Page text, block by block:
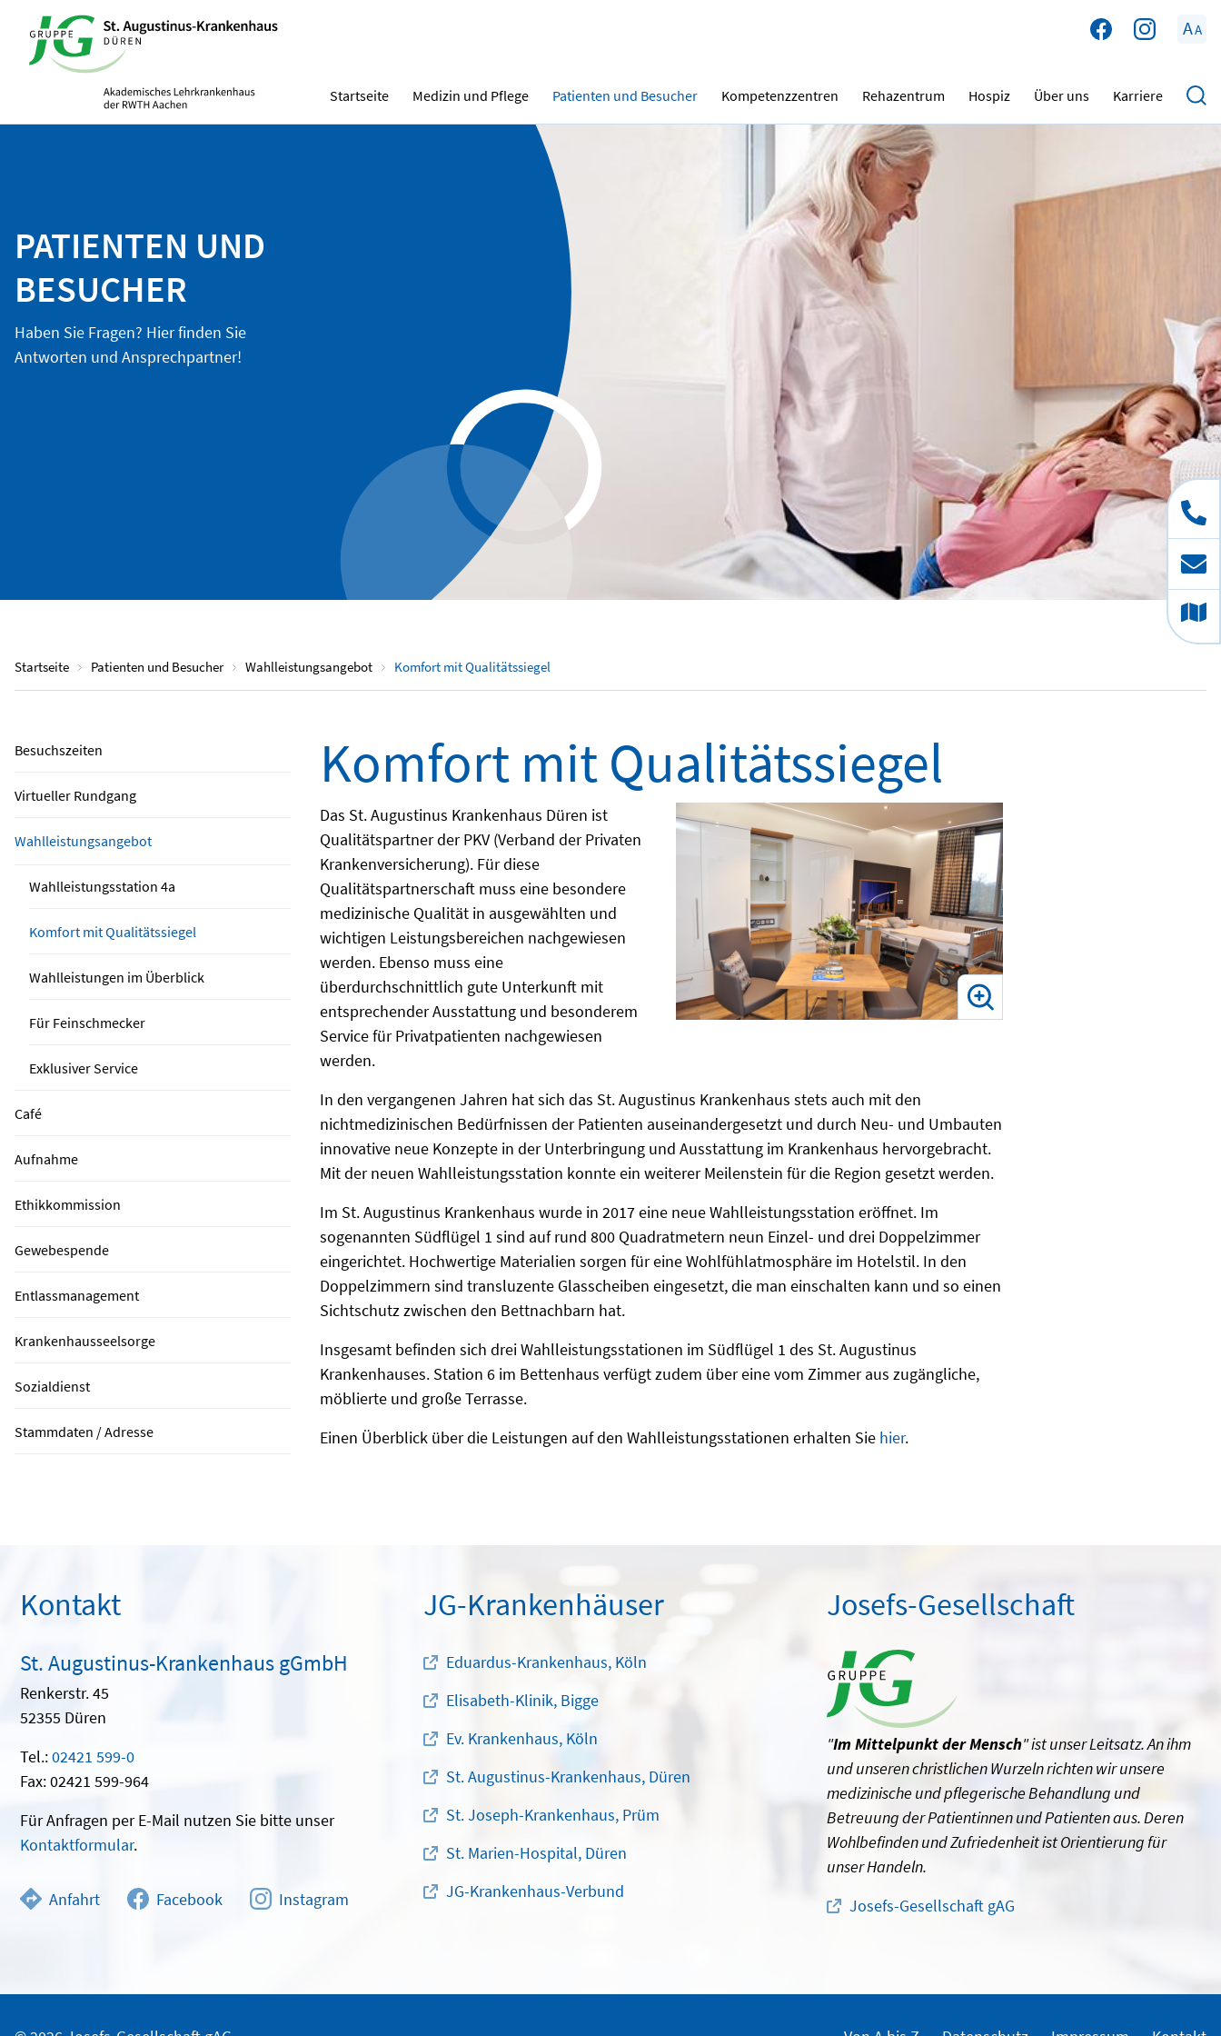
AA
Startseite Medizin und Pflege Patienten und Besucher Kompetenzzentren Rehazentrum Hospiz Über uns Karriere
PATIENTEN UND
BESUCHER
Haben Sie Fragen? Hier finden Sie
Antworten und Ansprechpartner!
Startseite Patienten und Besucher Wahlleistungsangebot Komfort mit Qualitätssiegel
Besuchszeiten
Virtueller Rundgang
Wahlleistungsangebot
Wahlleistungsstation 4a
Komfort mit Qualitätssiegel
Wahlleistungen im Überblick
Für Feinschmecker
Exklusiver Service
Café
Aufnahme
Ethikkommission
Gewebespende
Entlassmanagement
Krankenhausseelsorge
Sozialdienst
Stammdaten / Adresse
Komfort mit Qualitätssiegel
Das St. Augustinus Krankenhaus Düren ist
Qualitätspartner der PKV (Verband der Privaten
Krankenversicherung). Für diese
Qualitätspartnerschaft muss eine besondere
medizinische Qualität in ausgewählten und
wichtigen Leistungsbereichen nachgewiesen
werden. Ebenso muss eine
überdurchschnittlich gute Unterkunft mit
entsprechender Ausstattung und besonderem
Service für Privatpatienten nachgewiesen
werden.
In den vergangenen Jahren hat sich das St. Augustinus Krankenhaus stets auch mit den
nichtmedizinischen Bedürfnissen der Patienten auseinandergesetzt und durch Neu- und Umbauten
innovative neue Konzepte in der Unterbringung und Ausstattung im Krankenhaus hervorgebracht.
Mit der neuen Wahlleistungsstation konnte ein weiterer Meilenstein für die Region gesetzt werden.
Im St. Augustinus Krankenhaus wurde in 2017 eine neue Wahlleistungsstation eröffnet. Im
sogenannten Südflügel 1 sind auf rund 800 Quadratmetern neun Einzel- und drei Doppelzimmer
eingerichtet. Hochwertige Materialien sorgen für eine Wohlfühlatmosphäre im Hotelstil. In den
Doppelzimmern sind transluzente Glasscheiben eingesetzt, die man einschalten kann und so einen
Sichtschutz zwischen den Bettnachbarn hat.
Insgesamt befinden sich drei Wahlleistungsstationen im Südflügel 1 des St. Augustinus
Krankenhauses. Station 6 im Bettenhaus verfügt zudem über eine vom Zimmer aus zugängliche,
möblierte und große Terrasse.
Einen Überblick über die Leistungen auf den Wahlleistungsstationen erhalten Sie hier.
Kontakt
St. Augustinus-Krankenhaus gGmbH
Renkerstr. 45
52355 Düren
Tel.:02421 599-0
Fax: 02421 599-964
Für Anfragen per E-Mail nutzen Sie bitte unser
Kontaktformular.
Anfahrt Facebook Instagram
JG-Krankenhäuser
Eduardus-Krankenhaus, Köln
Elisabeth-Klinik, Bigge
Ev. Krankenhaus, Köln
St. Augustinus-Krankenhaus, Düren
St. Joseph-Krankenhaus, Prüm
St. Marien-Hospital, Düren
JG-Krankenhaus-Verbund
Josefs-Gesellschaft
"Im Mittelpunkt der Mensch" ist unser Leitsatz. An ihm
und unseren christlichen Wurzeln richten wir unsere
medizinische und pflegerische Behandlung und
Betreuung der Patientinnen und Patienten aus. Deren
Wohlbefinden und Zufriedenheit ist Orientierung für
unser Handeln.
Josefs-Gesellschaft gAG